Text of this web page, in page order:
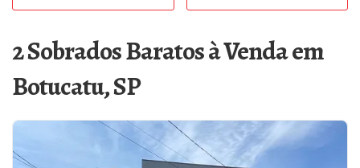
2 Sobrados Baratos à Venda em
Botucatu, SP